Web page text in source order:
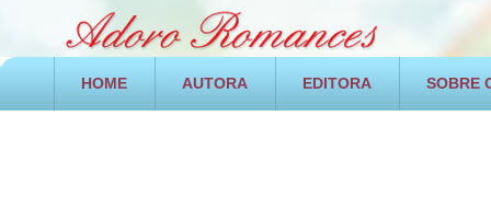
HOME AUTORA EDITORA SOBRE